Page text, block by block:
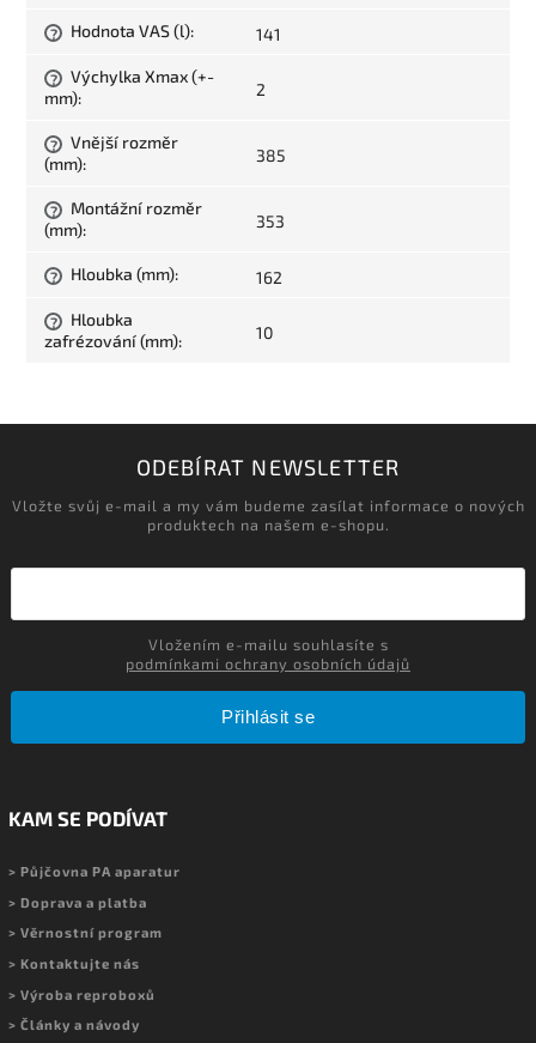
? Hodnota VAS (l): 141
?
Výchylka Xmax (+-
mm): 2
?
Vnější rozměr
(mm): 385
?
Montážní rozměr
(mm): 353
? Hloubka (mm): 162
?
Hloubka
zafrézování (mm): 10
ODEBÍRAT NEWSLETTER
Vložte svůj e-mail a my vám budeme zasílat informace o nových
produktech na našem e-shopu.
podmínkami ochrany osobních údajů
Přihlásit se
KAM SE PODÍVAT
> Půjčovna PA aparatur
> Doprava a platba
> Věrnostní program
> Kontaktujte nás
> Výroba reproboxů
> Články a návody